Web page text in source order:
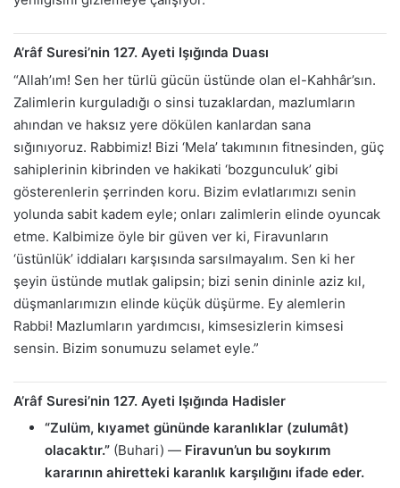
A’râf Suresi’nin 127. Ayeti Işığında Duası
“Allah’ım! Sen her türlü gücün üstünde olan el-Kahhâr’sın.
Zalimlerin kurguladığı o sinsi tuzaklardan, mazlumların
ahından ve haksız yere dökülen kanlardan sana
sığınıyoruz. Rabbimiz! Bizi ‘Mela’ takımının fitnesinden, güç
sahiplerinin kibrinden ve hakikati ‘bozgunculuk’ gibi
gösterenlerin şerrinden koru. Bizim evlatlarımızı senin
yolunda sabit kadem eyle; onları zalimlerin elinde oyuncak
etme. Kalbimize öyle bir güven ver ki, Firavunların
‘üstünlük’ iddiaları karşısında sarsılmayalım. Sen ki her
şeyin üstünde mutlak galipsin; bizi senin dininle aziz kıl,
düşmanlarımızın elinde küçük düşürme. Ey alemlerin
Rabbi! Mazlumların yardımcısı, kimsesizlerin kimsesi
sensin. Bizim sonumuzu selamet eyle.”
A’râf Suresi’nin 127. Ayeti Işığında Hadisler
“Zulüm, kıyamet gününde karanlıklar (zulumât)
olacaktır.” (Buhari) — Firavun’un bu soykırım
kararının ahiretteki karanlık karşılığını ifade eder.